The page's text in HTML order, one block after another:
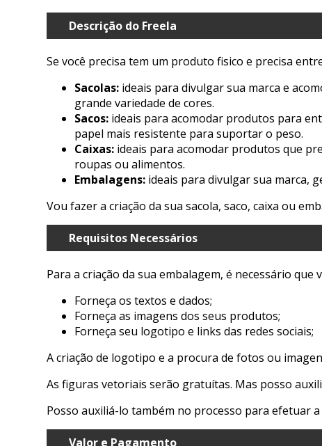
Descrição do Freela
Se você precisa tem um produto fisico e precisa
Sacolas: ideais para divulgar sua marca e
grande variedade de cores.
Sacos: ideais para acomodar produtos para
papel mais resistente para suportar o peso.
Caixas: ideais para acomodar produtos que
roupas ou alimentos.
Embalagens: ideais para divulgar sua marca,
Vou fazer a criação da sua sacola, saco, caixa ou
Requisitos Necessários
Para a criação da sua embalagem, é necessário que
Forneça os textos e dados;
Forneça as imagens dos seus produtos;
Forneça seu logotipo e links das redes sociais;
A criação de logotipo e a procura de fotos ou
As figuras vetoriais serão gratuítas. Mas posso
Posso auxiliá-lo também no processo para efetuar
Valor e Pagamento